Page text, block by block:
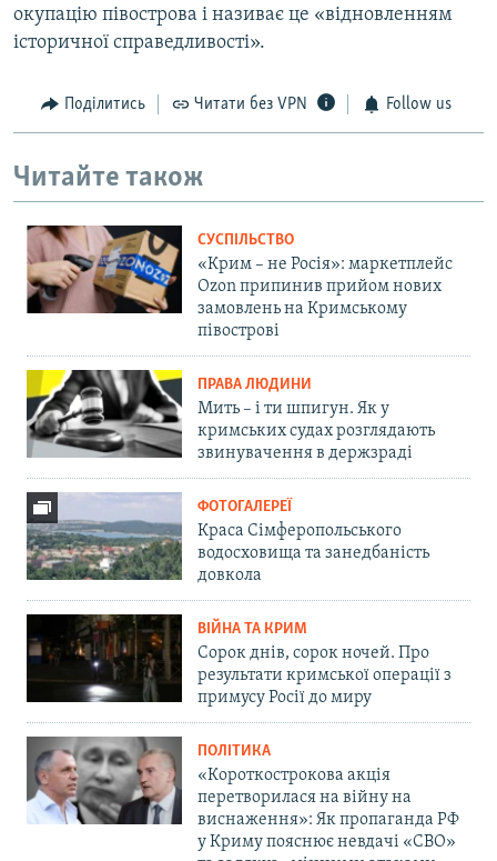
окупацію півострова і називає це «відновленням
історичної справедливості».
Поділитись Читати без VPN Follow us
Читайте також
СУСПІЛЬСТВО
«Крим – не Росія»: маркетплейс
Ozon припинив прийом нових
замовлень на Кримському
півострові
ПРАВА ЛЮДИНИ
Мить – і ти шпигун. Як у
кримських судах розглядають
звинувачення в держзраді
ФОТОГАЛЕРЕЇ
Краса Сімферопольського
водосховища та занедбаність
довкола
ВІЙНА ТА КРИМ
Сорок днів, сорок ночей. Про
результати кримської операції з
примусу Росії до миру
ПОЛІТИКА
«Короткострокова акція
перетворилася на війну на
виснаження»: Як пропаганда РФ
у Криму пояснює невдачі «СВО»